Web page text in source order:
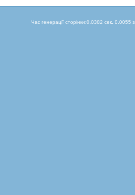
Час генерації сторінки:0.0382